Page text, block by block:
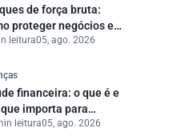
de força bruta:
proteger negócios e
digitais
leitura05, ago. 2026
financeira: o que é e
importa para
e empresas?
leitura05, ago. 2026